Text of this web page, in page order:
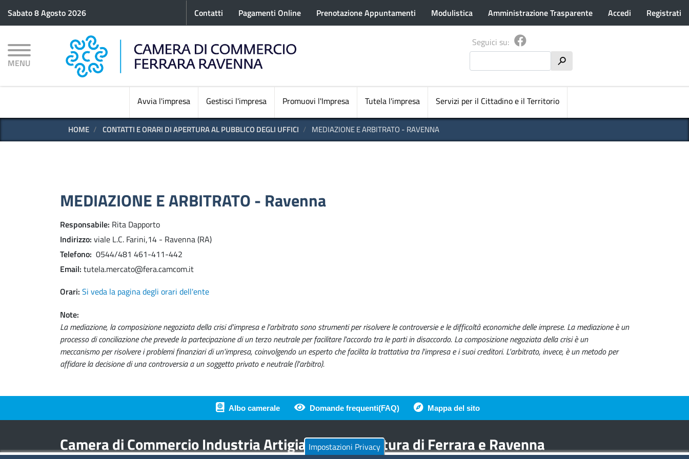
Salta
al
Sabato 8 Agosto 2026 Menu profilo utente
Contatti Pagamenti Online Prenotazione Appuntamenti Modulistica Amministrazione Trasparente Accedi Registrati
MENU
Seguici su:
h
Navigazione principale
Avvia l'impresa Gestisci l'impresa Promuovi l'Impresa Tutela l'impresa Servizi per il Cittadino e il Territorio
HOME CONTATTI E ORARI DI APERTURA AL PUBBLICO DEGLI UFFICI MEDIAZIONE E ARBITRATO - RAVENNA
MEDIAZIONE E ARBITRATO - Ravenna
Responsabile Rita Dapporto
Indirizzo viale L.C. Farini,14 - Ravenna (RA)
Telefono 0544/481 461-411-442
Email tutela.mercato@fera.camcom.it
Orari Si veda la pagina degli orari dell'ente
Note
La mediazione, la composizione negoziata della crisi d'impresa e l'arbitrato sono strumenti per risolvere le controversie e le difficoltà economiche delle imprese. La mediazione è un
processo di conciliazione che prevede la partecipazione di un terzo neutrale per facilitare l'accordo tra le parti in disaccordo. La composizione negoziata della crisi è un
meccanismo per risolvere i problemi finanziari di un'impresa, coinvolgendo un esperto che facilita la trattativa tra l'impresa e i suoi creditori. L'arbitrato, invece, è un metodo per
affidare la decisione di una controversia a un soggetto privato e neutrale (l'arbitro).
Piè di pagina
Albo camerale Domande frequenti(FAQ) Mappa del sito
Camera di Commercio Industria Artigianato Agricoltura di Ferrara e Ravenna
Impostazioni Privacy